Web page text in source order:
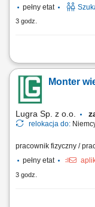
pełny etat
3 godz.
Zakres obowiązków:
linii. Pakowanie,
produkcyjnego w
produktów. Utrzymanie
Monter
Lugra Sp. z o.o.
relokacja do:
pracownik fizyczny /
pełny etat
3 godz.